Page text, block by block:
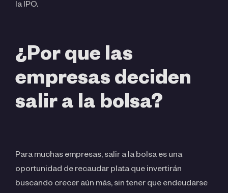
la IPO.
¿Por que las
empresas deciden
salir a la bolsa?
Para muchas empresas, salir a la bolsa es una
oportunidad de recaudar plata que invertirán
buscando crecer aún más, sin tener que endeudarse